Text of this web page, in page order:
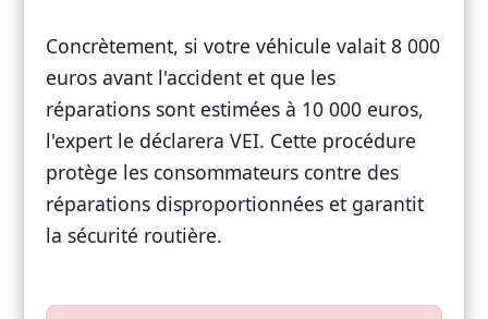
Concrètement, si votre véhicule valait 8 000
euros avant l'accident et que les
réparations sont estimées à 10 000 euros,
l'expert le déclarera VEI. Cette procédure
protège les consommateurs contre des
réparations disproportionnées et garantit
la sécurité routière.